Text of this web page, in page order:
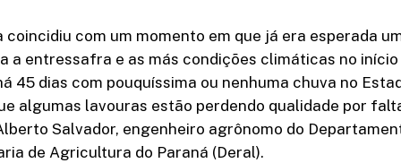
coincidiu com um momento em que já era esperada
a entressafra e as más condições climáticas no início
45 dias com pouquíssima ou nenhuma chuva no
algumas lavouras estão perdendo qualidade por
Salvador, engenheiro agrônomo do
de Agricultura do Paraná (Deral).